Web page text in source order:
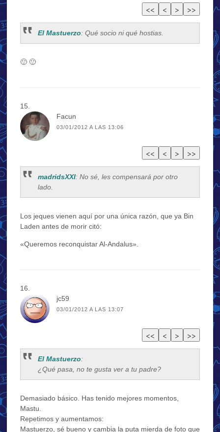
El Mastuerzo: Qué socio ni qué hostias.
🙂 🙂
Facun
03/01/2012 A LAS 13:06
madridsXXI: No sé, les compensará por otro
lado.
Los jeques vienen aquí por una única razón, que ya Bin
Laden antes de morir citó:
«Queremos reconquistar Al-Andalus».
jc59
03/01/2012 A LAS 13:07
El Mastuerzo:
¿Qué pasa, no te gusta ver a tu padre?
Demasiado básico. Has tenido mejores momentos,
Mastu.
Repetimos y aumentamos:
Mastuerzo, sé bueno y cambia la puta mierda de foto que